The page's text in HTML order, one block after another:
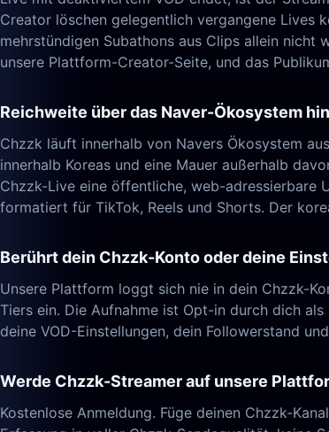
Creator löschen gelegentlich vergangene
mehrstündigen Subathons aus Clips allein nicht
unsere Plattform-Creator-Seite, und das
Reichweite über das Naver-Ökosystem
Chzzk läuft innerhalb von Navers Ökosystem
innerhalb Koreas und eine Mauer außerhalb
Chzzk-Live eine öffentliche, web-adressierbare
formatiert für TikTok, Reels und Shorts. Der
Berührt dein Chzzk-Konto oder deine
Unsere Plattform loggt sich nie in dein Chzzk-
Tiers ein. Die Aufnahme ist Opt-in durch dich
deine VOD-Einstellungen, dein Followerstand
Werde Chzzk-Streamer auf unsere
Kostenlose Anmeldung. Füge deinen Chzzk-